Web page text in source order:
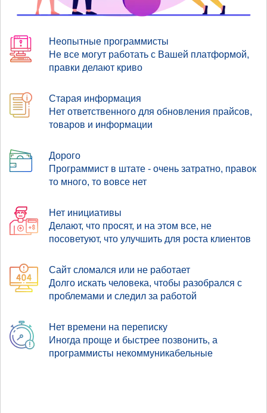
Неопытные программисты
Не все могут работать с Вашей платформой,
правки делают криво
Старая информация
Нет ответственного для обновления прайсов,
товаров и информации
Дорого
Программист в штате - очень затратно, правок
то много, то вовсе нет
Нет инициативы
Делают, что просят, и на этом все, не
посоветуют, что улучшить для роста клиентов
Сайт сломался или не работает
Долго искать человека, чтобы разобрался с
проблемами и следил за работой
Нет времени на переписку
Иногда проще и быстрее позвонить, а
программисты некоммуникабельные